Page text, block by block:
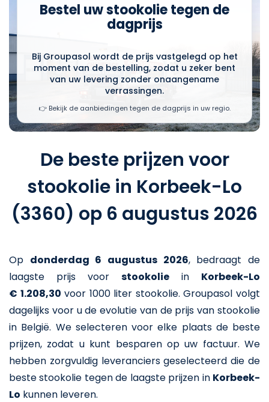
Bestel uw stookolie tegen de
dagprijs
Bij Groupasol wordt de prijs vastgelegd op het
moment van de bestelling, zodat u zeker bent
van uw levering zonder onaangename
verrassingen.
👉 Bekijk de aanbiedingen tegen de dagprijs in uw regio.
De beste prijzen voor
stookolie in Korbeek-Lo
(3360) op 6 augustus 2026
Op donderdag 6 augustus 2026, bedraagt de
laagste prijs voor stookolie in Korbeek-Lo
€ 1.208,30 voor 1000 liter stookolie. Groupasol volgt
dagelijks voor u de evolutie van de prijs van stookolie
in België. We selecteren voor elke plaats de beste
prijzen, zodat u kunt besparen op uw factuur. We
hebben zorgvuldig leveranciers geselecteerd die de
beste stookolie tegen de laagste prijzen in Korbeek-
Lo kunnen leveren.